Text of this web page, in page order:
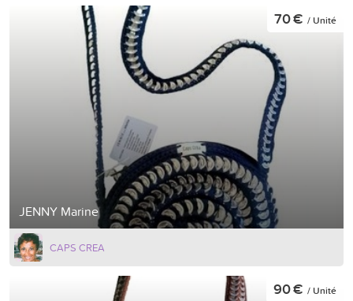
JENNY Marine
70 € / Unité
CAPS CREA
90 € / Unité